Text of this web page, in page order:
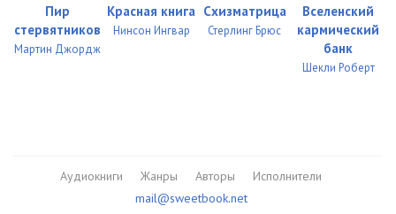
40 22:56
Пир
стервятников
Мартин Джордж
Красная книга
Нинсон Ингвар
Схизматрица
Стерлинг Брюс
Вселенский
кармический
банк
Шекли Роберт
Аудиокниги Жанры Авторы
Исполнители
mail@sweetbook.net